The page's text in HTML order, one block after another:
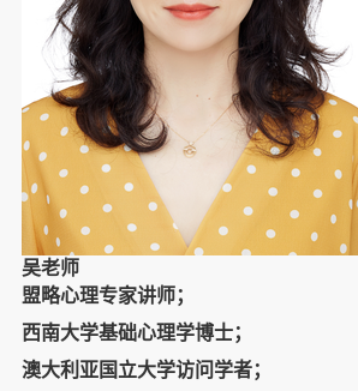
吴老师
盟略心理专家讲师；
西南大学基础心理学博士；
澳大利亚国立大学访问学者；